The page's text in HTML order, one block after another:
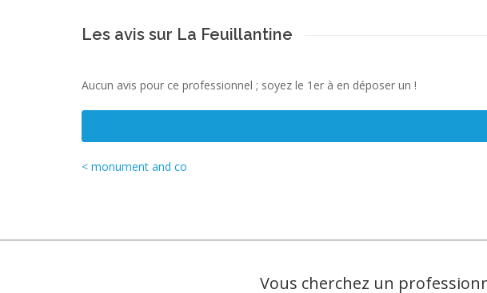
Les avis sur La Feuillantine
Aucun avis pour ce professionnel ; soyez le 1er à en déposer un !
< monument and co
Vous cherchez un